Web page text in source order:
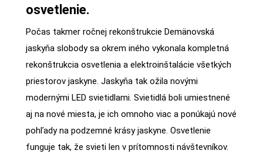
osvetlenie.
Počas takmer ročnej rekonštrukcie Demänovská
jaskyňa slobody sa okrem iného vykonala kompletná
rekonštrukcia osvetlenia a elektroinštalácie všetkých
priestorov jaskyne. Jaskyňa tak ožila novými
modernými LED svietidlami. Svietidlá boli umiestnené
aj na nové miesta, je ich omnoho viac a ponúkajú nové
pohľady na podzemné krásy jaskyne. Osvetlenie
funguje tak, že svieti len v prítomnosti návštevníkov.